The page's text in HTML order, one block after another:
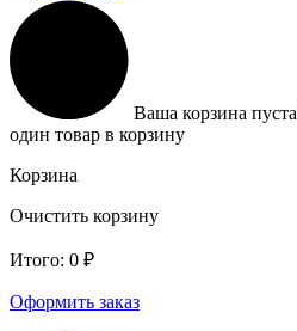
Ваша корзина пуста
один товар в корзину
Корзина
Очистить корзину
Итого: 0 ₽
Оформить заказ